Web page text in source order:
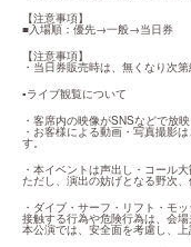
【注意事項】
■入場順：優先→一般→当日券
【注意事項】
・当日券販売時は、無くなり次
▪️ライブ観覧について
・客席内の映像がSNSなどで放
・お客様による動画・写真撮影
す。
・本イベントは声出し・コール大
ただし、演出の妨げとなる野次
・ダイブ・サーフ・リフト・モ
接触する行為や危険行為は、会
本公演では、安全面を考慮し、